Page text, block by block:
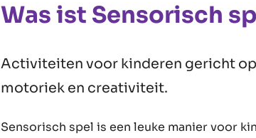
Was ist Sensorisch
Activiteiten voor kinderen gericht
motoriek en creativiteit.
Sensorisch spel is een leuke manier voor